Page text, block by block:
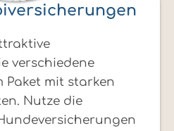
verschiedene
Paket mit starken
Nutze die